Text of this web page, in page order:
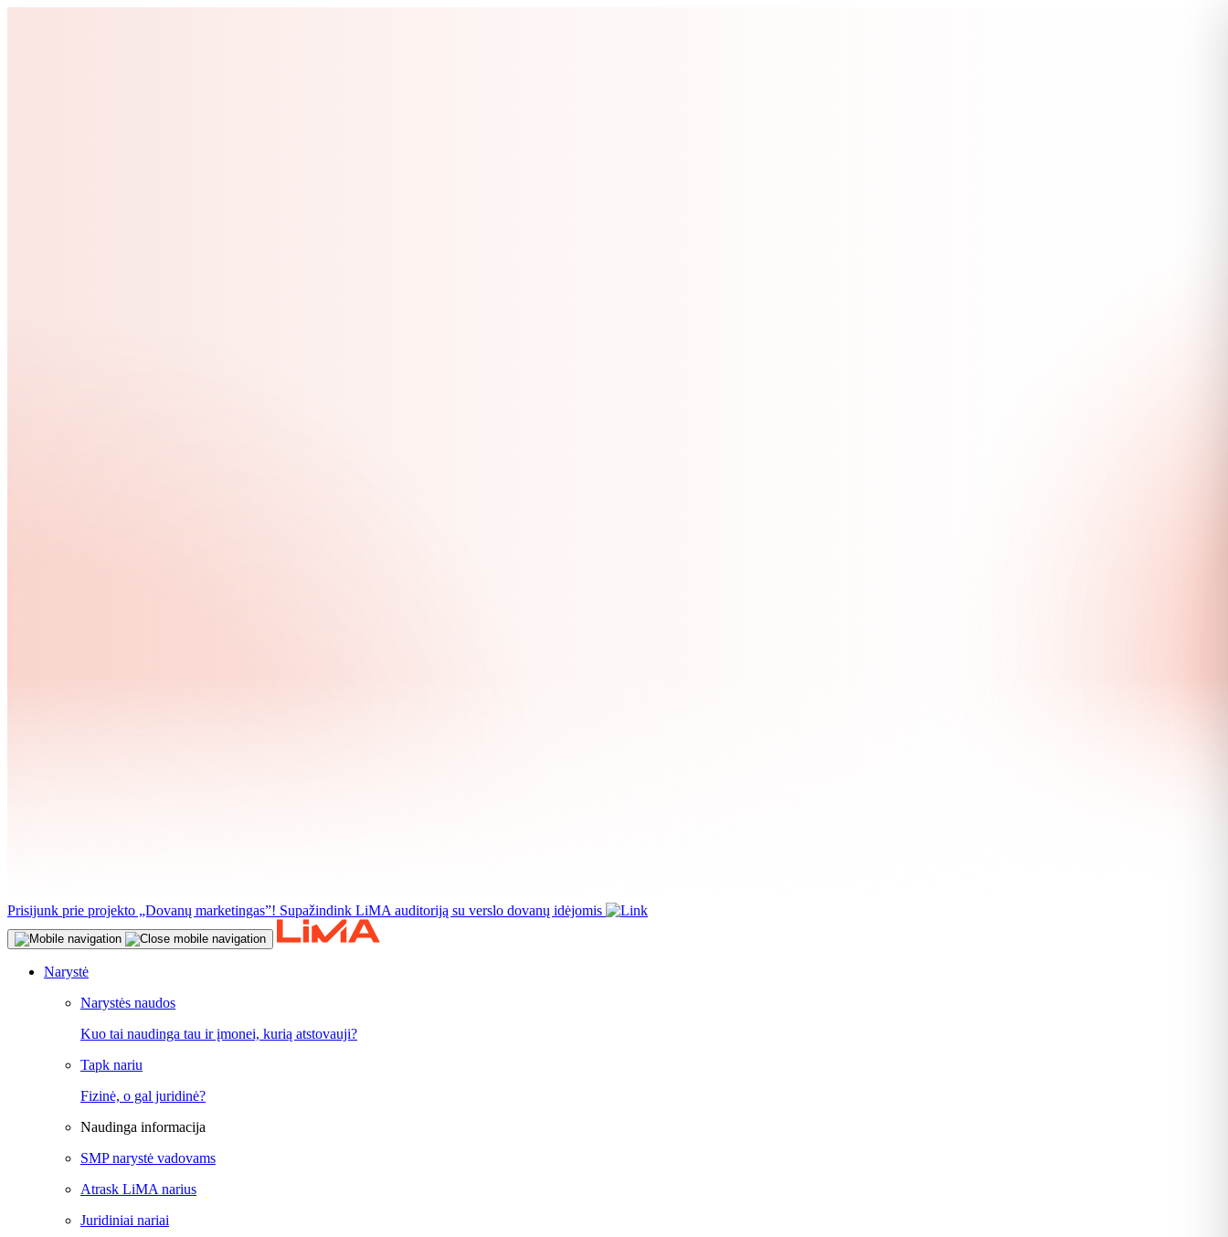
Prisijunk prie projekto „Dovanų marketingas”! Supažindink LiMA auditoriją su verslo dovanų idėjomis
Narystė
Narystės naudos
Kuo tai naudinga tau ir įmonei, kurią atstovauji?
Tapk nariu
Fizinė, o gal juridinė?
Naudinga informacija
SMP narystė vadovams
Atrask LiMA narius
Juridiniai nariai